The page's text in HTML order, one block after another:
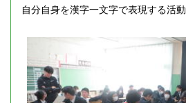
自分自身を漢字一文字で表現する活動